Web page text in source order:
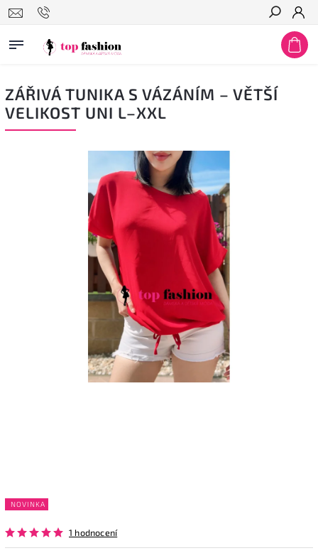
Hledat
ZÁŘIVÁ TUNIKA S VÁZÁNÍM – VĚTŠÍ
VELIKOST UNI L–XXL
NOVINKA
1 hodnocení